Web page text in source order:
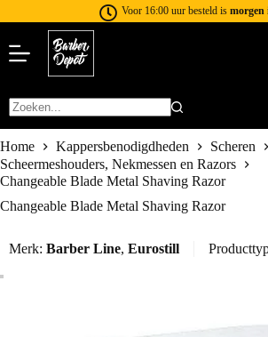
Voor 16:00 uur besteld is morgen
Home Kappersbenodigdheden
Scheren
Scheermeshouders, Nekmessen en Razors
Changeable Blade Metal Shaving Razor
Changeable Blade Metal Shaving Razor
Merk: Barber Line, Eurostill